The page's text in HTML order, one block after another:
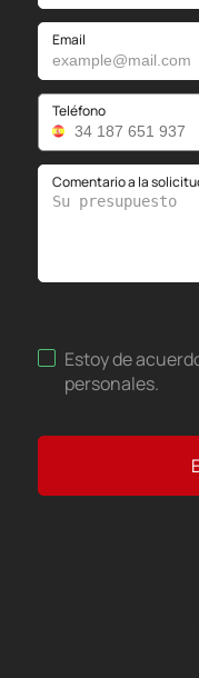
Email
Teléfono
Comentario a la
Estoy de
personales.